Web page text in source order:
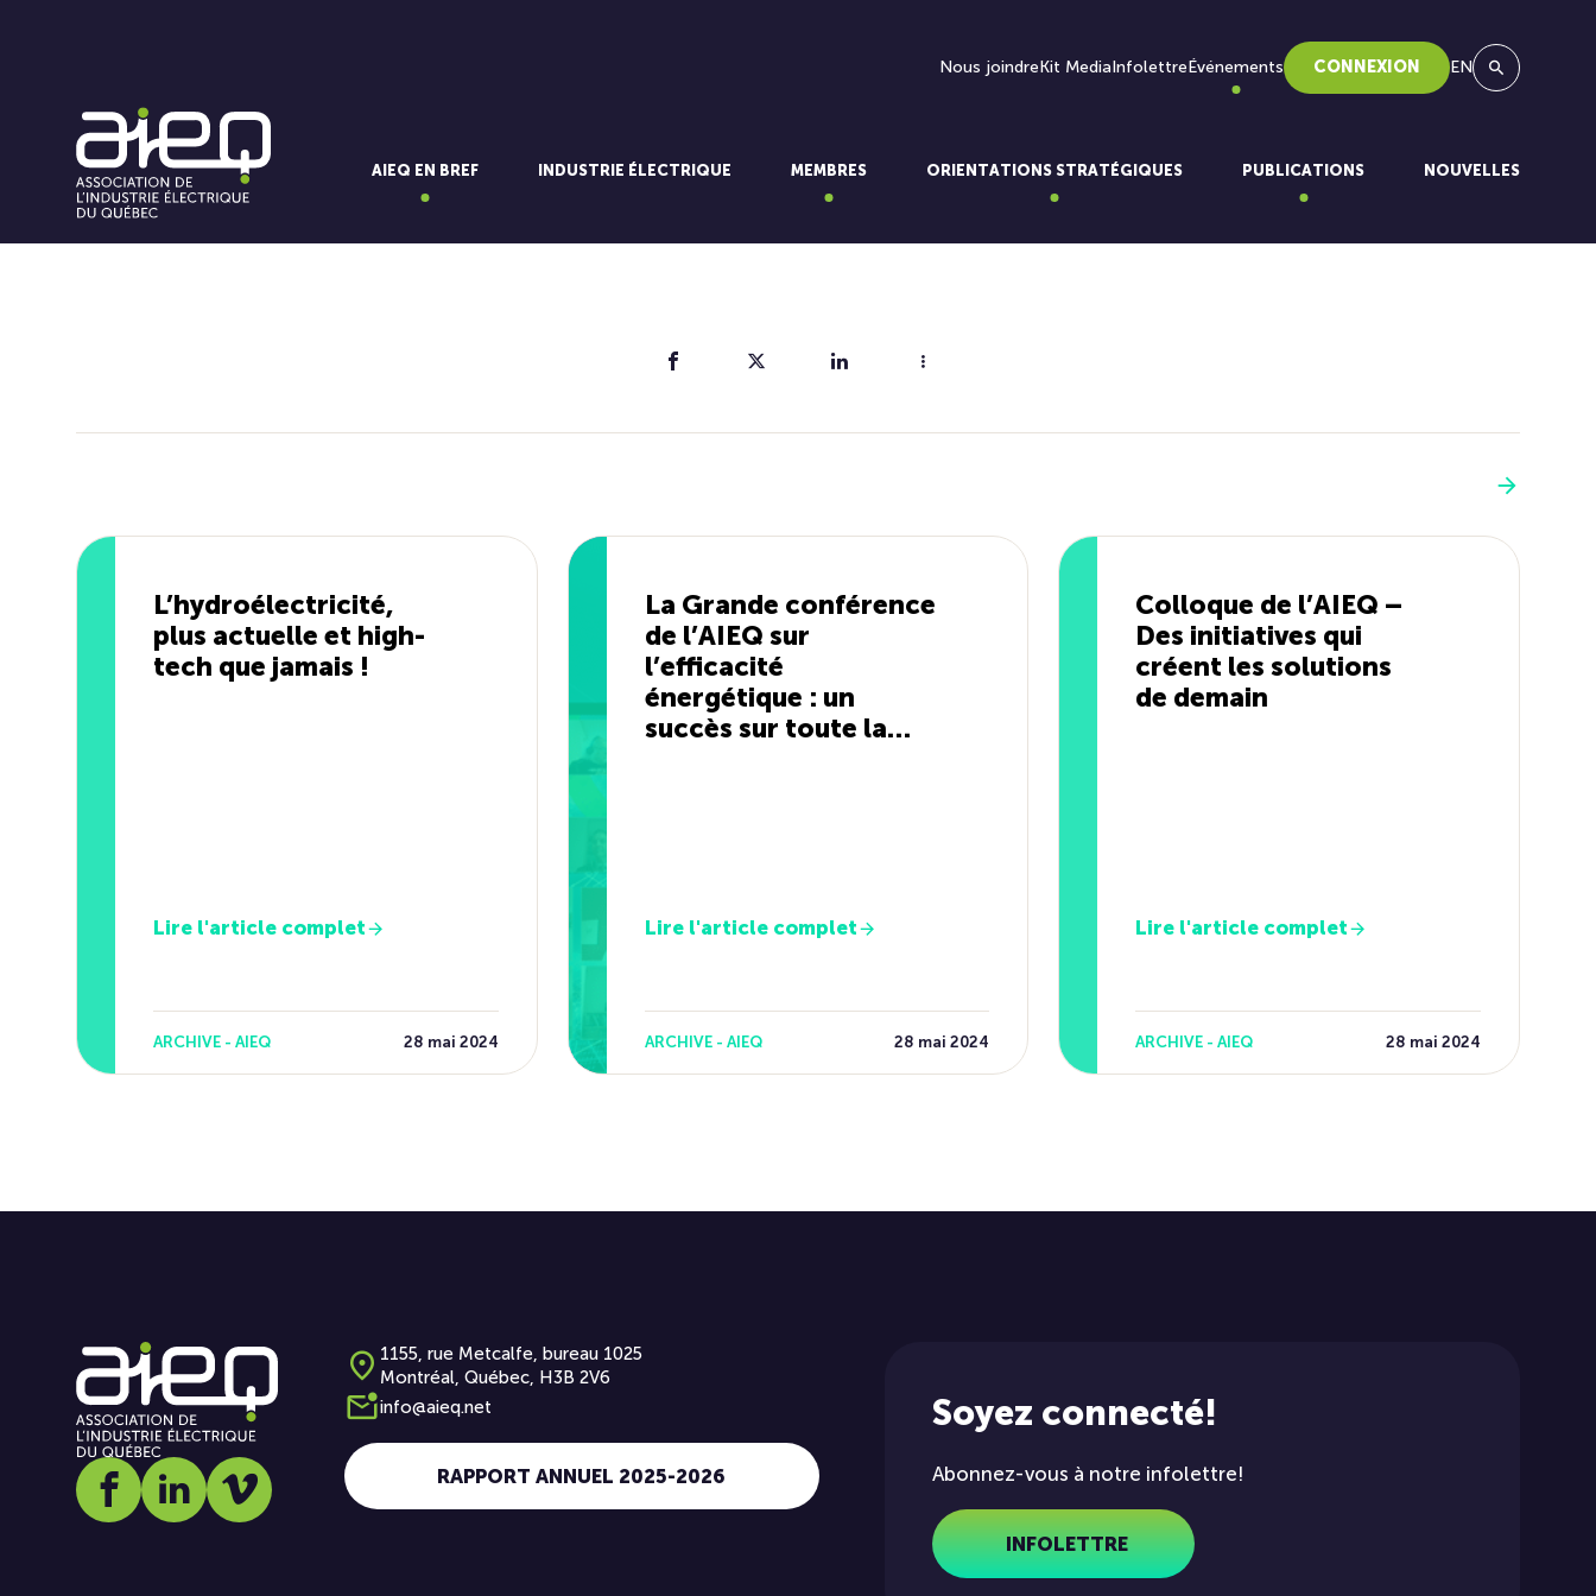
Nous joindreKit MediaInfolettreÉvénements CONNEXION EN
AIEQ EN BREF INDUSTRIE ÉLECTRIQUE MEMBRES ORIENTATIONS STRATÉGIQUES PUBLICATIONS NOUVELLES
L’hydroélectricité,
plus actuelle et high-
tech que jamais !
Lire l'article complet
ARCHIVE - AIEQ 28 mai 2024
La Grande conférence
de l’AIEQ sur
l’efficacité
énergétique : un
succès sur toute la
Lire l'article complet
ARCHIVE - AIEQ 28 mai 2024
Colloque de l’AIEQ –
Des initiatives qui
créent les solutions
de demain
Lire l'article complet
ARCHIVE - AIEQ 28 mai 2024
Social media link icon-facebook
Social media link icon-linkedin
Social media link icon-vimeo
1155, rue Metcalfe, bureau 1025
Montréal, Québec, H3B 2V6
info@aieq.net
RAPPORT ANNUEL 2025-2026
Soyez connecté!
Abonnez-vous à notre infolettre!
INFOLETTRE